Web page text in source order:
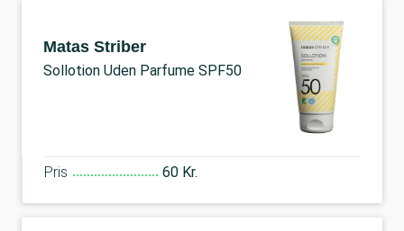
Matas Striber
Sollotion Uden Parfume SPF50
Pris 60 Kr.